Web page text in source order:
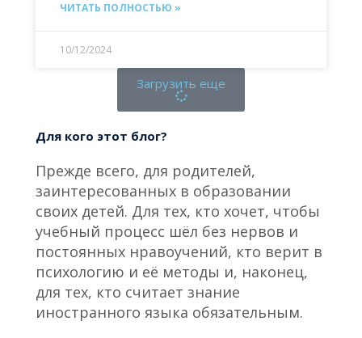
ЧИТАТЬ ПОЛНОСТЬЮ »
10/12/2024
Загрузить еще
Для кого этот блог?
Прежде всего, для родителей,
заинтересованных в образовании
своих детей. Для тех, кто хочет, чтобы
учебный процесс шёл без нервов и
постоянных нравоучений, кто верит в
психологию и её методы и, наконец,
для тех, кто считает знание
иностранного языка обязательным.